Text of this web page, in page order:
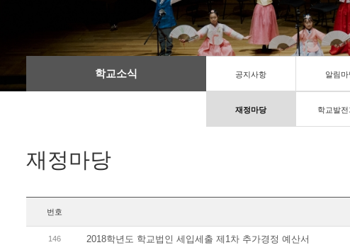
학교소식 공지사항 알림마
재정마당 학교발전
재정마당
번호
146 2018학년도 학교법인 세입세출 제1차 추가경정 예산서